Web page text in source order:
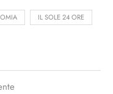
IL SOLE 24 ORE